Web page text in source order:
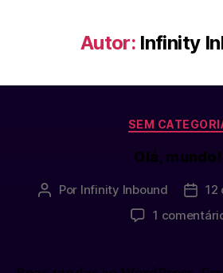
Autor: Infinity
SEM
Olá, mundo!
Por Infinity Inbound
12
1